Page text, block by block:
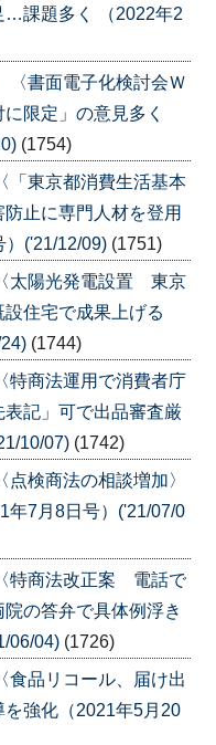
課題多く （2022年2
書面電子化検討会Ｗ
限定」の意見多く
(1754)
「東京都消費生活基本
止に専門人材を登用
）('21/12/09) (1751)
太陽光発電設置 東京
住宅で成果上げる
(1744)
特商法運用で消費者庁
記」可で出品審査厳
10/07) (1742)
点検商法の相談増加〉
7月8日号）('21/07/0
特商法改正案 電話で
の答弁で具体例浮き
06/04) (1726)
食品リコール、届け出
強化（2021年5月20